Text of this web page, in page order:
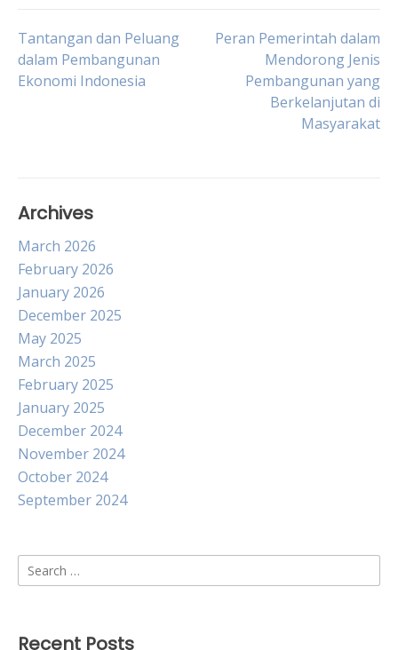
Post
navigation
Tantangan dan Peluang
dalam Pembangunan
Ekonomi Indonesia
Peran Pemerintah dalam
Mendorong Jenis
Pembangunan yang
Berkelanjutan di
Masyarakat
Archives
March 2026
February 2026
January 2026
December 2025
May 2025
March 2025
February 2025
January 2025
December 2024
November 2024
October 2024
September 2024
Search
for:
Recent Posts